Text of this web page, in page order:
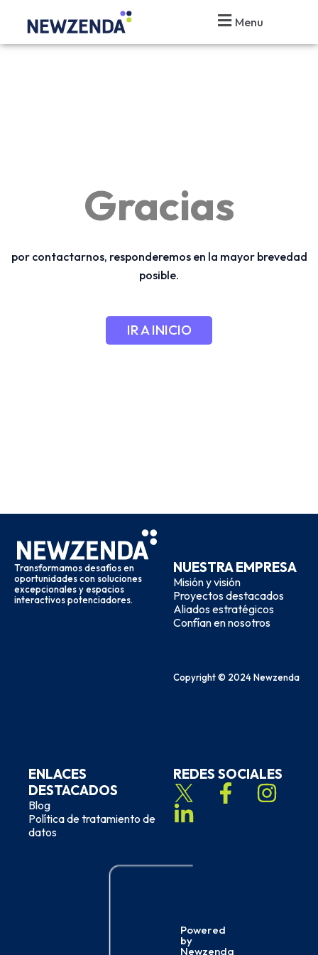
contenido
Menu
Gracias
por contactarnos, responderemos en la mayor brevedad
posible.
IR A INICIO
Transformamos desafíos en
oportunidades con soluciones
excepcionales y espacios
interactivos potenciadores.
NUESTRA EMPRESA
Misión y visión
Proyectos destacados
Aliados estratégicos
Confían en nosotros
Copyright © 2024 Newzenda
ENLACES
DESTACADOS
Blog
Política de tratamiento de
datos
REDES SOCIALES
Powered
by
Newzenda